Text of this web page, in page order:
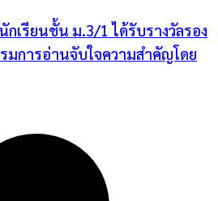
เรียนชั้น ม.3/1 ได้รับรางวัลรอง
มการอ่านจับใจความสำคัญโดย